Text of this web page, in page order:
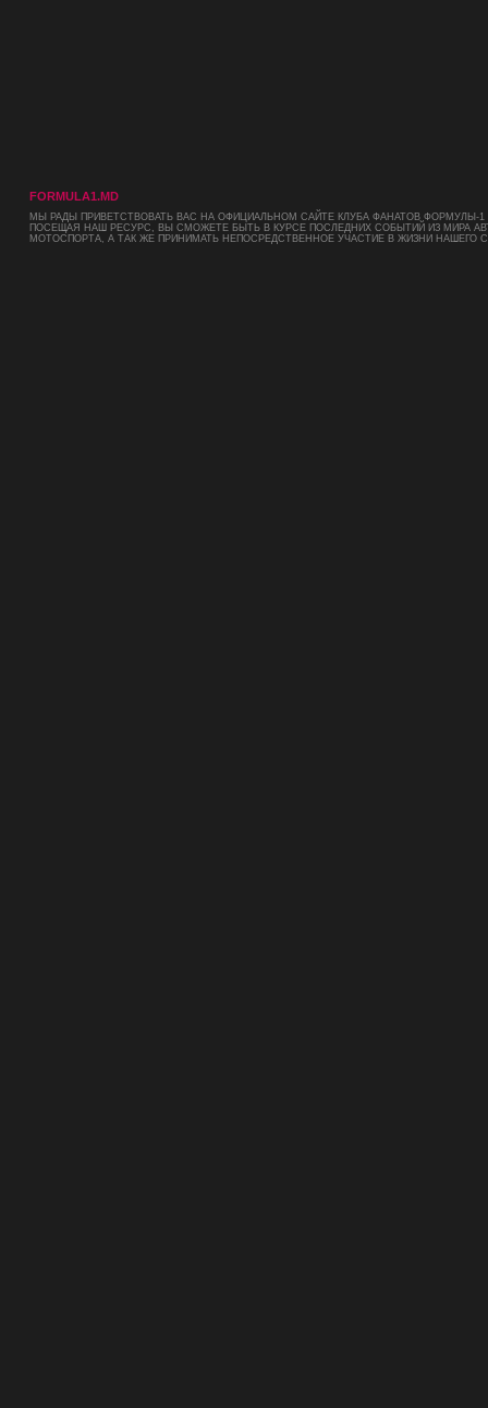
FORMULA1.MD
МЫ РАДЫ ПРИВЕТСТВОВАТЬ ВАС НА ОФИЦИАЛЬНОМ САЙТЕ КЛУБА ФАНАТОВ ФОРМУЛЫ-
ПОСЕЩАЯ НАШ РЕСУРС, ВЫ СМОЖЕТЕ БЫТЬ В КУРСЕ ПОСЛЕДНИХ СОБЫТИЙ ИЗ МИРА
МОТОСПОРТА, А ТАК ЖЕ ПРИНИМАТЬ НЕПОСРЕДСТВЕННОЕ УЧАСТИЕ В ЖИЗНИ НАШЕГО